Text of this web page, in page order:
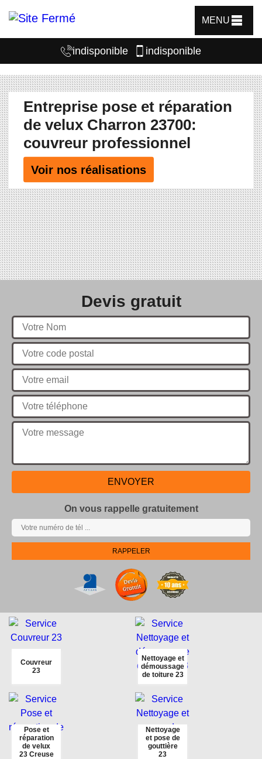
MENU
indisponible indisponible
Entreprise pose et réparation
de velux Charron 23700:
couvreur professionnel
Voir nos réalisations
Devis gratuit
On vous rappelle gratuitement
Couvreur
23
Nettoyage et
démoussage
de toiture 23
Pose et
réparation
de velux
23 Creuse
Nettoyage
et pose de
gouttière
23